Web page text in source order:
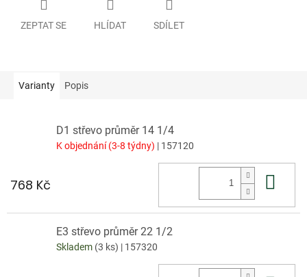
ZEPTAT SE HLÍDAT SDÍLET
Varianty Popis
D1 střevo průměr 14 1/4
K objednání (3-8 týdny) | 157120
768 Kč
E3 střevo průměr 22 1/2
Skladem (3 ks) | 157320